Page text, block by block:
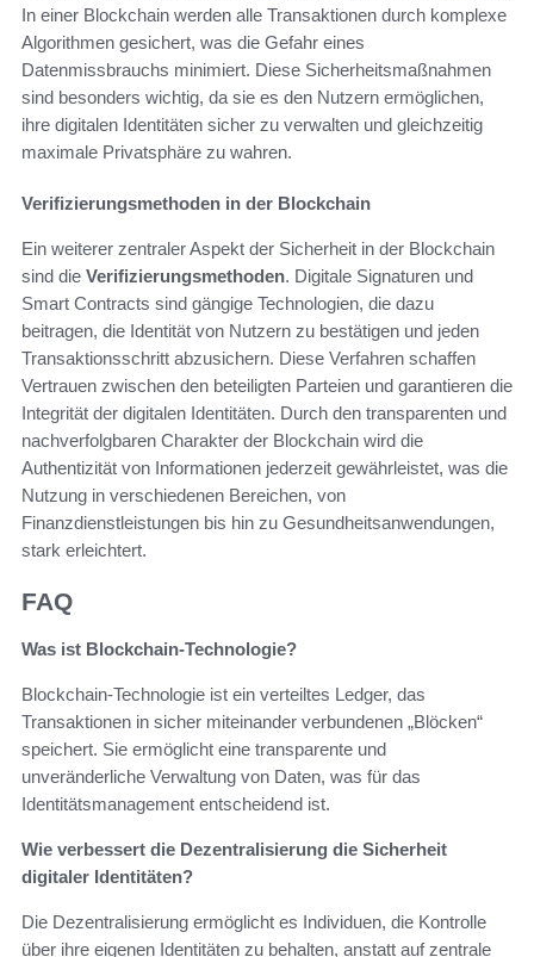
In einer Blockchain werden alle Transaktionen durch komplexe
Algorithmen gesichert, was die Gefahr eines
Datenmissbrauchs minimiert. Diese Sicherheitsmaßnahmen
sind besonders wichtig, da sie es den Nutzern ermöglichen,
ihre digitalen Identitäten sicher zu verwalten und gleichzeitig
maximale Privatsphäre zu wahren.
Verifizierungsmethoden in der Blockchain
Ein weiterer zentraler Aspekt der Sicherheit in der Blockchain
sind die Verifizierungsmethoden. Digitale Signaturen und
Smart Contracts sind gängige Technologien, die dazu
beitragen, die Identität von Nutzern zu bestätigen und jeden
Transaktionsschritt abzusichern. Diese Verfahren schaffen
Vertrauen zwischen den beteiligten Parteien und garantieren die
Integrität der digitalen Identitäten. Durch den transparenten und
nachverfolgbaren Charakter der Blockchain wird die
Authentizität von Informationen jederzeit gewährleistet, was die
Nutzung in verschiedenen Bereichen, von
Finanzdienstleistungen bis hin zu Gesundheitsanwendungen,
stark erleichtert.
FAQ
Was ist Blockchain-Technologie?
Blockchain-Technologie ist ein verteiltes Ledger, das
Transaktionen in sicher miteinander verbundenen „Blöcken“
speichert. Sie ermöglicht eine transparente und
unveränderliche Verwaltung von Daten, was für das
Identitätsmanagement entscheidend ist.
Wie verbessert die Dezentralisierung die Sicherheit
digitaler Identitäten?
Die Dezentralisierung ermöglicht es Individuen, die Kontrolle
über ihre eigenen Identitäten zu behalten, anstatt auf zentrale